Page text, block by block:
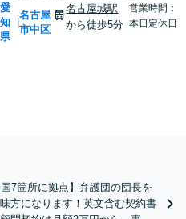
愛
知
県
|
名古屋
市中区
名古屋城駅
から徒歩5分
営業時間：
本日定休日
7箇所に拠点】弁護団の団長を
方になります！英文含む契約書